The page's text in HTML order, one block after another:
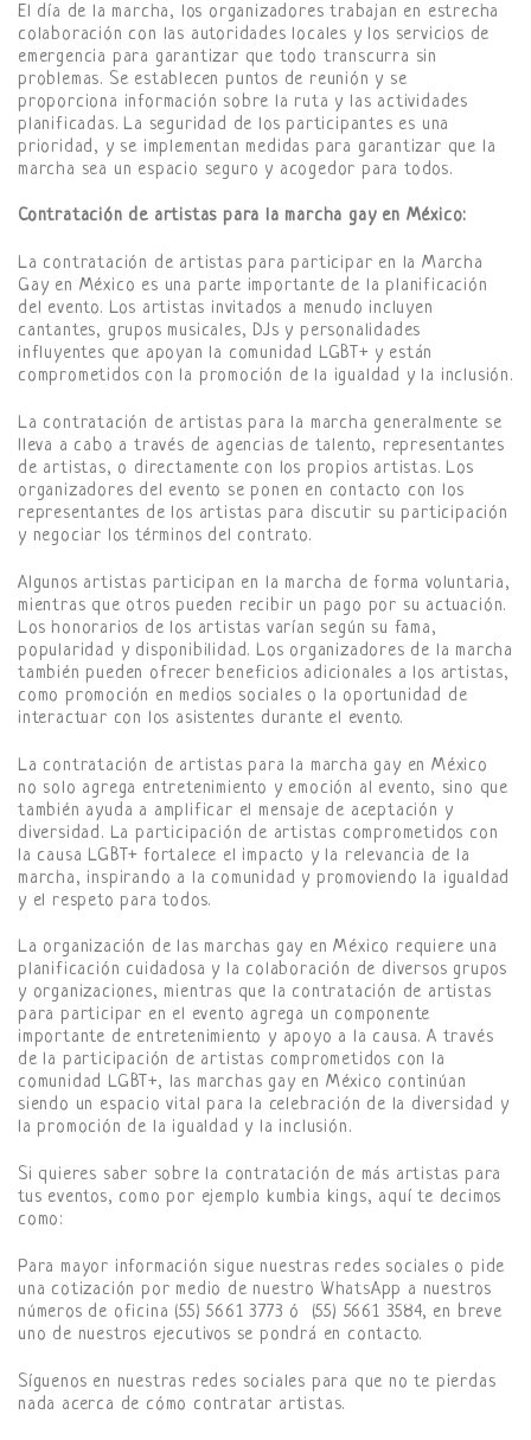
El día de la marcha, los organizadores trabajan en estrecha
colaboración con las autoridades locales y los servicios de
emergencia para garantizar que todo transcurra sin
problemas. Se establecen puntos de reunión y se
proporciona información sobre la ruta y las actividades
planificadas. La seguridad de los participantes es una
prioridad, y se implementan medidas para garantizar que la
marcha sea un espacio seguro y acogedor para todos.
Contratación de artistas para la marcha gay en México:
La contratación de artistas para participar en la Marcha
Gay en México es una parte importante de la planificación
del evento. Los artistas invitados a menudo incluyen
cantantes, grupos musicales, DJs y personalidades
influyentes que apoyan la comunidad LGBT+ y están
comprometidos con la promoción de la igualdad y la inclusión.
La contratación de artistas para la marcha generalmente se
lleva a cabo a través de agencias de talento, representantes
de artistas, o directamente con los propios artistas. Los
organizadores del evento se ponen en contacto con los
representantes de los artistas para discutir su participación
y negociar los términos del contrato.
Algunos artistas participan en la marcha de forma voluntaria,
mientras que otros pueden recibir un pago por su actuación.
Los honorarios de los artistas varían según su fama,
popularidad y disponibilidad. Los organizadores de la marcha
también pueden ofrecer beneficios adicionales a los artistas,
como promoción en medios sociales o la oportunidad de
interactuar con los asistentes durante el evento.
La contratación de artistas para la marcha gay en México
no solo agrega entretenimiento y emoción al evento, sino que
también ayuda a amplificar el mensaje de aceptación y
diversidad. La participación de artistas comprometidos con
la causa LGBT+ fortalece el impacto y la relevancia de la
marcha, inspirando a la comunidad y promoviendo la igualdad
y el respeto para todos.
La organización de las marchas gay en México requiere una
planificación cuidadosa y la colaboración de diversos grupos
y organizaciones, mientras que la contratación de artistas
para participar en el evento agrega un componente
importante de entretenimiento y apoyo a la causa. A través
de la participación de artistas comprometidos con la
comunidad LGBT+, las marchas gay en México continúan
siendo un espacio vital para la celebración de la diversidad y
la promoción de la igualdad y la inclusión.
Si quieres saber sobre la contratación de más artistas para
tus eventos, como por ejemplo kumbia kings, aquí te decimos
como:
Para mayor información sigue nuestras redes sociales o pide
una cotización por medio de nuestro WhatsApp a nuestros
números de oficina (55) 5661 3773 ó (55) 5661 3584, en breve
uno de nuestros ejecutivos se pondrá en contacto.
Síguenos en nuestras redes sociales para que no te pierdas
nada acerca de cómo contratar artistas.